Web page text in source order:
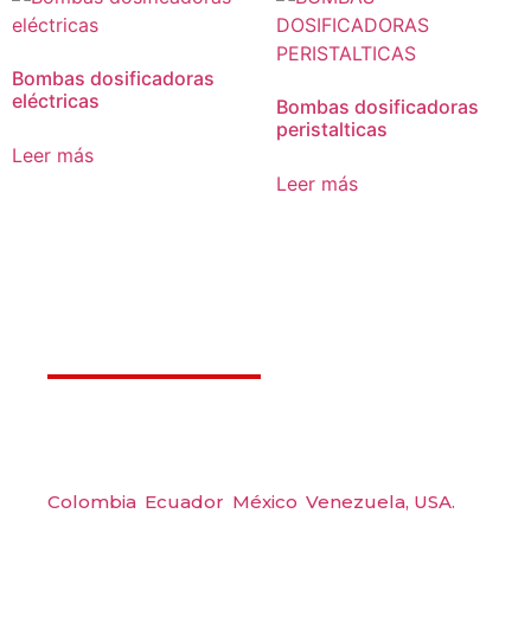
Bombas dosificadoras
eléctricas
Leer más
Bombas dosificadoras
peristalticas
Leer más
Colombia Ecuador México Venezuela, USA.